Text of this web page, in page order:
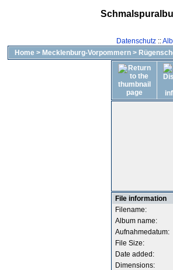
Datenschutz::
Home > Mecklenburg-Vorpommern >
File information
Filename:
Album name:
Aufnahmedatum:
File Size:
Date added:
Dimensions: